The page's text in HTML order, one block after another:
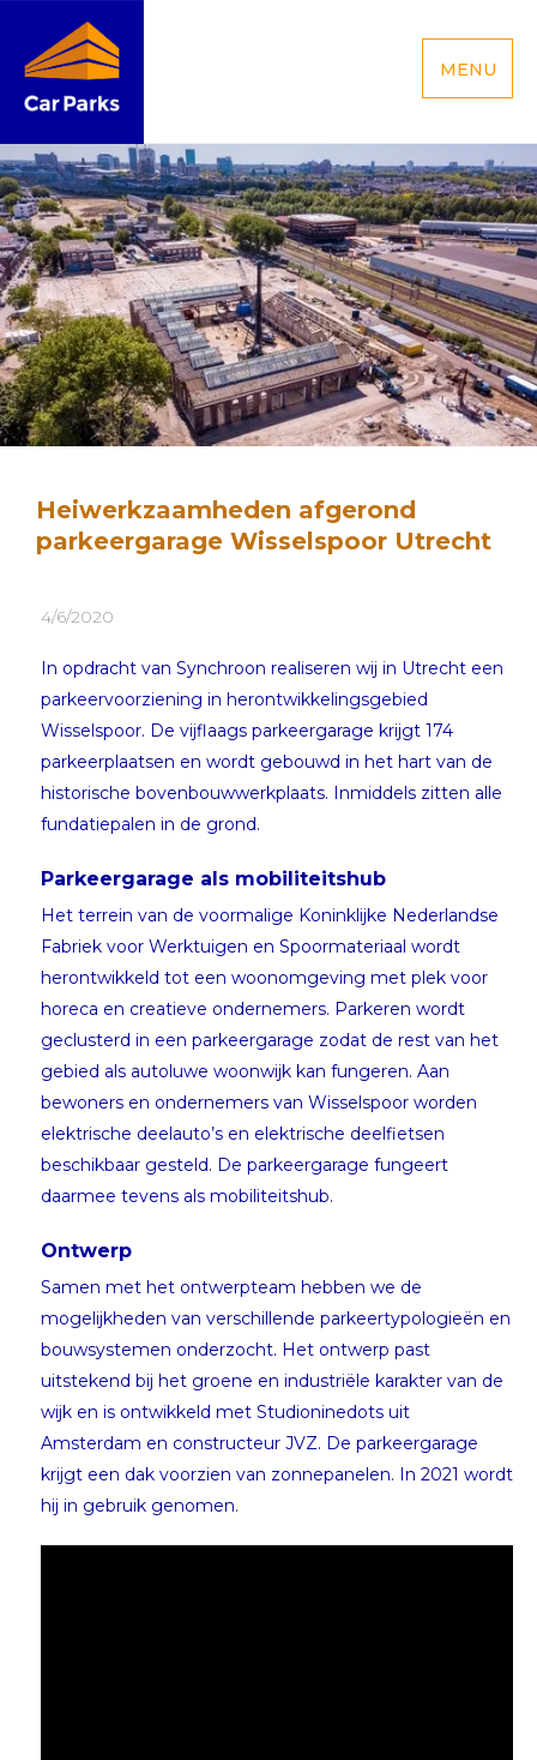
MENU
Heiwerkzaamheden afgerond
parkeergarage Wisselspoor Utrecht
4/6/2020
In opdracht van Synchroon realiseren wij in Utrecht een
parkeervoorziening in herontwikkelingsgebied
Wisselspoor. De vijflaags parkeergarage krijgt 174
parkeerplaatsen en wordt gebouwd in het hart van de
historische bovenbouwwerkplaats. Inmiddels zitten alle
fundatiepalen in de grond.
Parkeergarage als mobiliteitshub
Het terrein van de voormalige Koninklijke Nederlandse
Fabriek voor Werktuigen en Spoormateriaal wordt
herontwikkeld tot een woonomgeving met plek voor
horeca en creatieve ondernemers. Parkeren wordt
geclusterd in een parkeergarage zodat de rest van het
gebied als autoluwe woonwijk kan fungeren. Aan
bewoners en ondernemers van Wisselspoor worden
elektrische deelauto’s en elektrische deelfietsen
beschikbaar gesteld. De parkeergarage fungeert
daarmee tevens als mobiliteitshub.
Ontwerp
Samen met het ontwerpteam hebben we de
mogelijkheden van verschillende parkeertypologieën en
bouwsystemen onderzocht. Het ontwerp past
uitstekend bij het groene en industriële karakter van de
wijk en is ontwikkeld met Studioninedots uit
Amsterdam en constructeur JVZ. De parkeergarage
krijgt een dak voorzien van zonnepanelen. In 2021 wordt
hij in gebruik genomen.